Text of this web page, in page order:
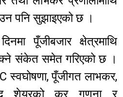
पनि सुझाइएको छ ।
पूँजीबजार क्षेत्रमाथि
संकेत समेत गरिएको छ ।
स्वघोषणा, पूँजीगत लाभकर,
शेयरको कर गणना र